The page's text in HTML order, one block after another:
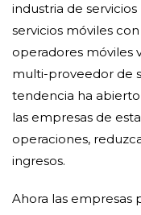
industria de
servicios móviles
operadores móviles
multi-proveedor de
tendencia ha
las empresas de
operaciones,
ingresos.
Ahora las empresas